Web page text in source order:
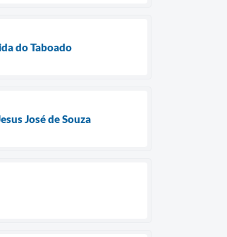
do Taboado
José de Souza